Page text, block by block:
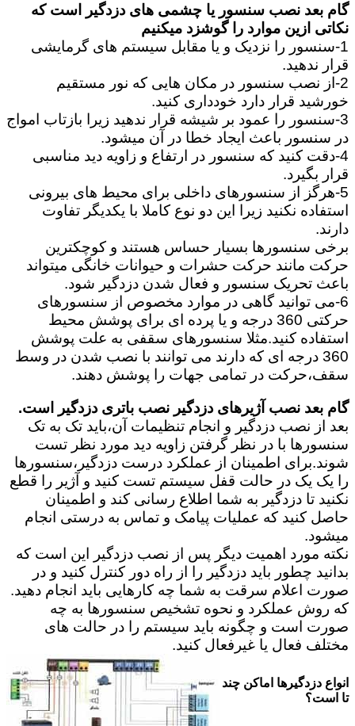
گام بعد نصب سنسور یا چشمی های دزدگیر است که
نکاتی ازین موارد را گوشزد میکنیم
1-سنسور را نزدیک و یا مقابل سیستم های گرمایشی
قرار ندهید.
2-از نصب سنسور در مکان هایی که نور مستقیم
خورشید قرار دارد خودداری کنید.
3-سنسور را عمود بر شیشه قرار ندهید زیرا بازتاب امواج
در سنسور باعث ایجاد خطا در آن میشود.
4-دقت کنید که سنسور در ارتفاع و زاویه دید مناسبی
قرار بگیرد.
5-هرگز از سنسورهای داخلی برای محیط های بیرونی
استفاده نکنید زیرا این دو نوع کاملا با یکدیگر تفاوت
دارند.
برخی سنسورها بسیار حساس هستند و کوچکترین
حرکت مانند حرکت حشرات و حیوانات خانگی میتواند
باعث تحریک سنسور و فعال شدن دزدگیر شود.
6-می توانید گاهی در موارد مخصوص از سنسورهای
حرکتی 360 درجه و یا پرده ای برای پوشش محیط
استفاده کنید.مثلا سنسورهای سقفی به علت پوشش
360 درجه ای که دارند می توانند با نصب شدن در وسط
سقف،حرکت در تمامی جهات را پوشش دهند.
گام بعد نصب آژیرهای دزدگیر نصب باتری دزدگیر است.
بعد از نصب دزدگیر و انجام تنظیمات آن،باید تک به تک
سنسورها با در نظر گرفتن زاویه دید مورد نظر تست
شوند.برای اطمینان از عملکرد درست دزدگیر،سنسورها
را یک یک در حالت قفل سیستم تست کنید و آژیر را قطع
نکنید تا دزدگیر به شما اطلاع رسانی کند و اطمینان
حاصل کنید که عملیات پیامک و تماس به درستی انجام
میشود.
نکته مورد اهمیت دیگر پس از نصب دزدگیر این است که
بدانید چطور باید دزدگیر را از راه دور کنترل کنید و در
صورت اعلام سرقت به شما چه کارهایی باید انجام دهید.
که روش عملکرد و نحوه تشخیص سنسورها به چه
صورت است و چگونه باید سیستم را در حالت های
مختلف فعال یا غیرفعال کنید.
انواع دزدگیرها اماکن چند
تا است؟